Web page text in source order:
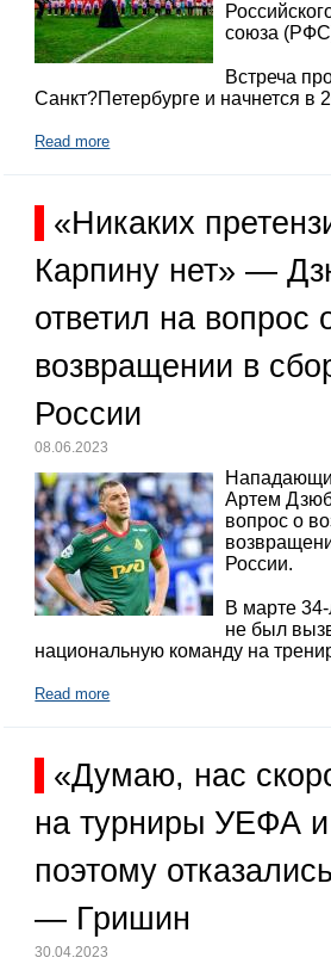
союза
Встреча
Санкт?Петербурге и начнется в
Read more
«Никаких
Карпину нет» —
ответил на вопрос
возвращении в
России
08.06.2023
Артем
вопрос о
России.
В марте
не был
национальную команду на
Read more
«Думаю, нас
на турниры УЕФА
поэтому
— Гришин
30.04.2023